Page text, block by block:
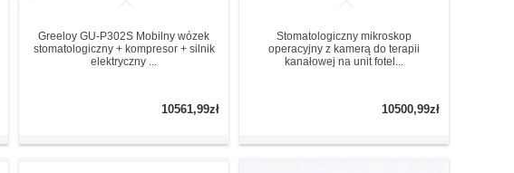
Greeloy GU-P302S Mobilny wózek
stomatologiczny + kompresor + silnik
elektryczny ...
10561,99zł
Stomatologiczny mikroskop
operacyjny z kamerą do terapii
kanałowej na unit fotel...
10500,99zł